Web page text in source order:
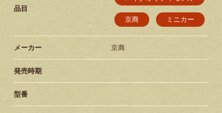
品目
京商 ミニカー
メーカー 京商
発売時期
型番